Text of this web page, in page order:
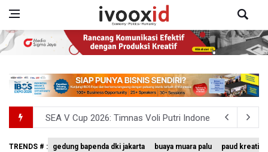
SEA V Cup 2026: Timnas Voli Putri Indonesia Menang
Kebakaran Landa Gedung Bapenda DKI Jakarta
TRENDS # : gedung bapenda dki jakarta buaya muara palu paud kreatif